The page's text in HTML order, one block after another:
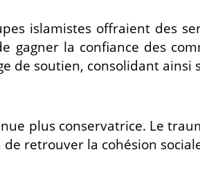
islamistes offraient des
gagner la confiance des
de soutien, consolidant ainsi
plus conservatrice. Le
retrouver la cohésion